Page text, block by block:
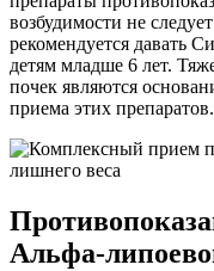
возбудимости не
рекомендуется давать
детям младше 6 лет.
почек являются
приема этих препаратов.
Альфа-